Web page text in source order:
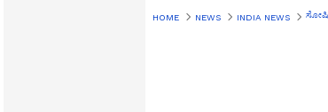
HOME NEWS INDIA NEWS